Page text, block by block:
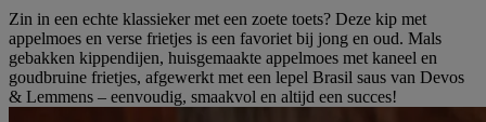
Zin in een echte klassieker met een zoete toets? Deze kip met
appelmoes en verse frietjes is een favoriet bij jong en oud. Mals
gebakken kippendijen, huisgemaakte appelmoes met kaneel en
goudbruine frietjes, afgewerkt met een lepel Brasil saus van Devos
& Lemmens – eenvoudig, smaakvol en altijd een succes!